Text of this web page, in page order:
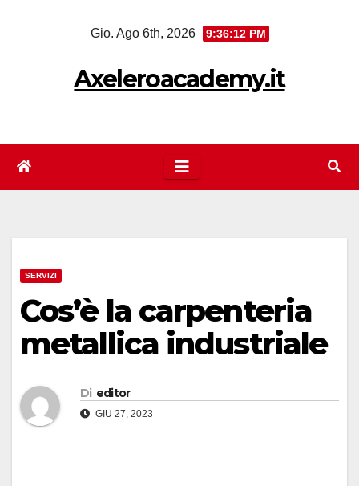
Gio. Ago 6th, 2026 9:36:12 PM
Axeleroacademy.it
SERVIZI
Cos’è la carpenteria
metallica industriale
Di editor
GIU 27, 2023